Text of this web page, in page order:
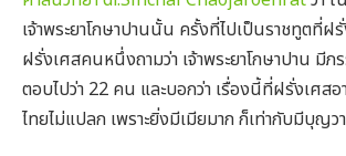
เจ้าพระยาโกษาปานนั้น ครั้งที่ไปเป็นราชทูตที่ฝ
ฝรั่งเศสคนหนึ่งถามว่า เจ้าพระยาโกษาปาน มี
ตอบไปว่า 22 คน และบอกว่า เรื่องนี้ที่ฝรั่งเศสอ
ไทยไม่แปลก เพราะยิ่งมีเมียมาก ก็เท่ากับมีบุญว